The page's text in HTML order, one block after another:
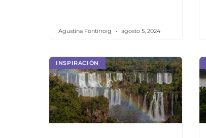
Agustina Fontirroig agosto 5, 2024
INSPIRACIÓN